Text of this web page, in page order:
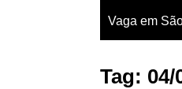
Vaga em
Tag: 04/